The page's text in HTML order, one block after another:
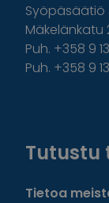
Syöpäsäätiö
Mäkelänkatu
Puh. +358 9
Puh. +358 9
Tutustu
Tietoa